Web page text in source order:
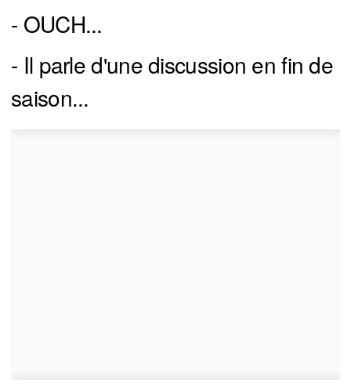
- OUCH...
- Il parle d'une discussion en fin de
saison...